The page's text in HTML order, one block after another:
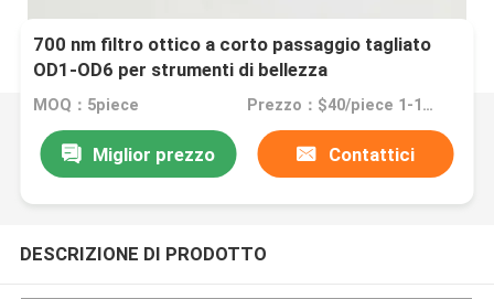
700 nm filtro ottico a corto passaggio tagliato
OD1-OD6 per strumenti di bellezza
MOQ：5piece Prezzo：$40/piece 1-10pieces; $35/piece 11-50pieces; $25/piece >=51pieces
Miglior prezzo Contattici
DESCRIZIONE DI PRODOTTO